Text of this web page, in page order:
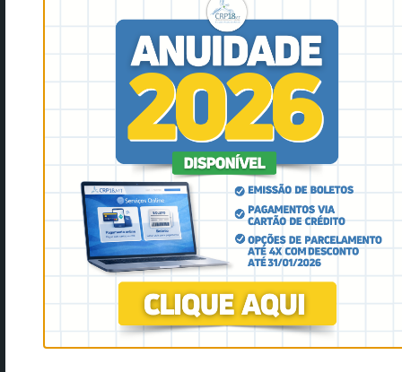
Comissões
Representações em Conselhos de Direito
Legislação
Portarias
Psicólogos
Agendamento - Orientação Técnica COF
Código de Ética Profissional
Orientação Técnica
Cadastro de sites
Mural de Oportunidades
Tabela de Honorários